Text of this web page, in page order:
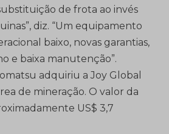
de frota ao invés
diz. “Um equipamento
baixo, novas garantias,
e baixa manutenção”.
adquiriu a Joy Global
de mineração. O valor da
US$ 3,7